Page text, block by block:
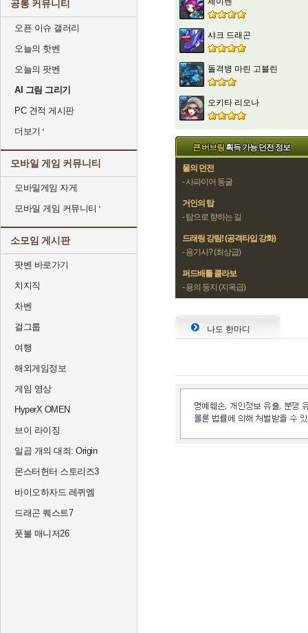
공통 커뮤니티
오픈 이슈 갤러리
오늘의 핫벤
오늘의 팟벤
AI 그림 그리기
PC 견적 게시판
더보기
모바일 게임 커뮤니티
모바일게임 자게
모바일 게임 커뮤니티
소모임 게시판
팟벤 바로가기
치지직
차벤
걸그룹
여행
해외게임정보
게임 영상
HyperX OMEN
브이 라이징
일곱 개의 대죄: Origin
몬스터헌터 스토리즈3
바이오하자드 레퀴엠
드래곤 퀘스트7
풋볼 매니저26
샤크 드래곤
돌격병 마린 고블린
오키타 리오나
큰 버브링획득 가능 던전 정보
물의 던전
- 사파이어 동굴
거인의 탑
- 탑으로 향하는 길
드래링 강림! (공격타입 강화)
- 용기사? (최상급)
퍼드배틀 콜라보
- 용의 둥지 (지옥급)
나도 한마디